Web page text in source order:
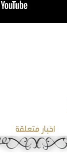
اخبار متعلقة